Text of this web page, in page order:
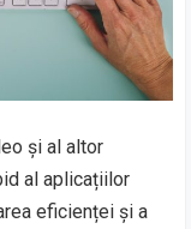
și al altor
al aplicațiilor
eficienței și a